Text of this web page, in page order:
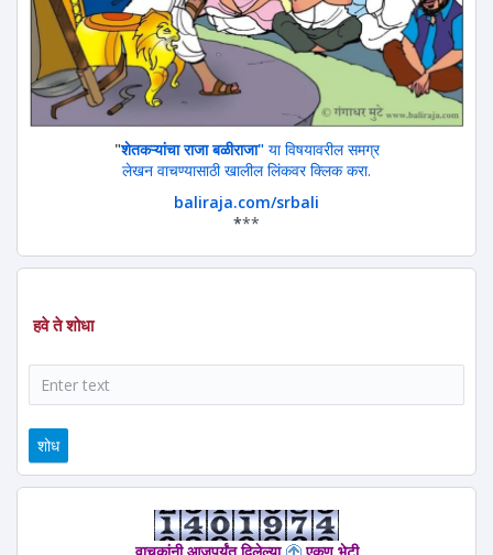
"शेतकऱ्यांचा राजा बळीराजा"या विषयावरील समग्र
लेखन वाचण्यासाठी खालील लिंकवर क्लिक करा.
baliraja.com/srbali
***
हवे ते शोधा
शोध
वाचकांनी आजपर्यंत दिलेल्या एकूण भेटी